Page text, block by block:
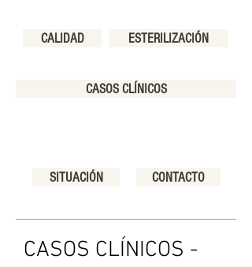
CALIDAD ESTERILIZACIÓN
CASOS CLÍNICOS
SITUACIÓN CONTACTO
CASOS CLÍNICOS -